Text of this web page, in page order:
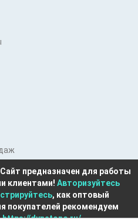
предназначен для работы
клиентами! Авторизуйтесь
, как оптовый
покупателей рекомендуем
https://dynatone.ru/